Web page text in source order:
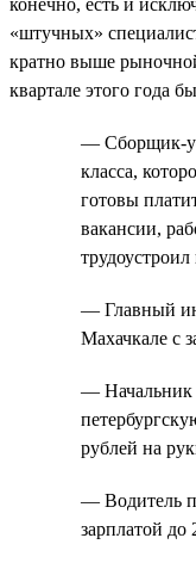
«штучных»
кратно выше
квартале этого года
— Сборщик-
класса,
готовы
вакансии,
— Главный
Махачкале с
— Начальник
рублей на
— Водитель
зарплатой до